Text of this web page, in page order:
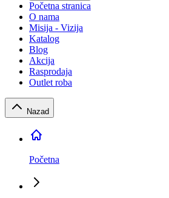
Početna stranica
O nama
Misija - Vizija
Katalog
Blog
Akcija
Rasprodaja
Outlet roba
Nazad
Početna